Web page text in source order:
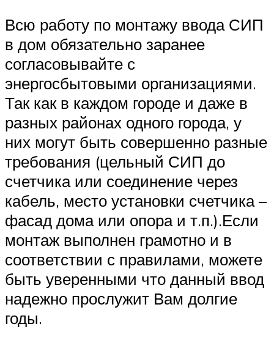
Всю работу по монтажу ввода СИП
в дом обязательно заранее
согласовывайте с
энергосбытовыми организациями.
Так как в каждом городе и даже в
разных районах одного города, у
них могут быть совершенно разные
требования (цельный СИП до
счетчика или соединение через
кабель, место установки счетчика –
фасад дома или опора и т.п.).Если
монтаж выполнен грамотно и в
соответствии с правилами, можете
быть уверенными что данный ввод
надежно прослужит Вам долгие
годы.